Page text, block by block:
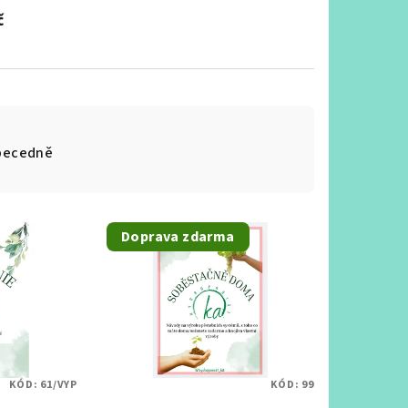
KÓD: 61/VYP
Doprava zdarma
KÓD: 99